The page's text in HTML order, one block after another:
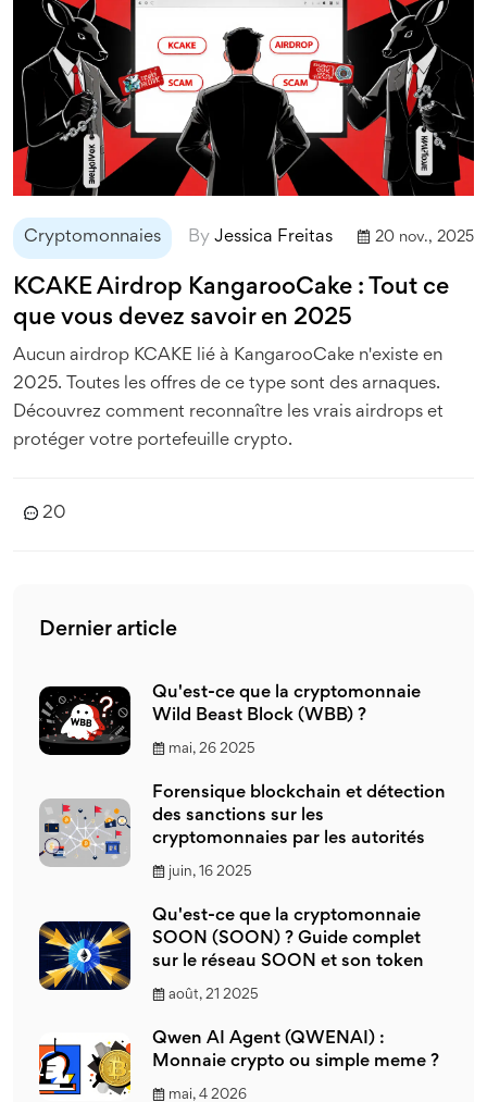
Cryptomonnaies By Jessica Freitas 20 nov., 2025
KCAKE Airdrop KangarooCake : Tout ce
que vous devez savoir en 2025
Aucun airdrop KCAKE lié à KangarooCake n'existe en
2025. Toutes les offres de ce type sont des arnaques.
Découvrez comment reconnaître les vrais airdrops et
protéger votre portefeuille crypto.
20
Dernier article
Qu'est-ce que la cryptomonnaie
Wild Beast Block (WBB) ?
mai, 26 2025
Forensique blockchain et détection
des sanctions sur les
cryptomonnaies par les autorités
juin, 16 2025
Qu'est-ce que la cryptomonnaie
SOON (SOON) ? Guide complet
sur le réseau SOON et son token
août, 21 2025
Qwen AI Agent (QWENAI) :
Monnaie crypto ou simple meme ?
mai, 4 2026